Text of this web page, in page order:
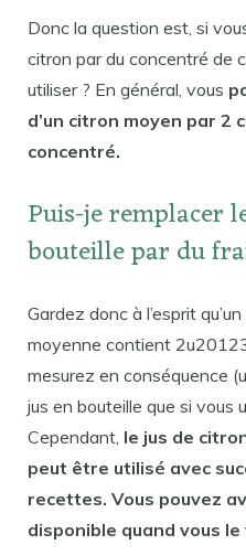
Donc la question est, si
citron par du concentré de
utiliser ? En général, vous
d’un citron moyen par 2
concentré.
Puis-je remplacer
bouteille par du
Gardez donc à l’esprit
moyenne contient
mesurez en conséquence
jus en bouteille que si vous
Cependant, le jus de
peut être utilisé avec
recettes. Vous pouvez
disponible quand vous le